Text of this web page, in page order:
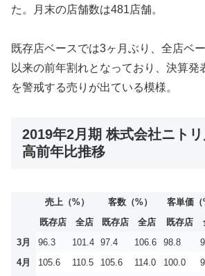
た。月末の店舗数は481店舗。
既存店ベースでは3ヶ月ぶり、全店ベ
以来の前年割れとなっており、決算発
を警戒する売りが出ている模様。
2019年2月期 株式会社ニト
高前年比推移
売上（%） 客数（%） 客単価（
既存店
全店 既存店 全店 既存店
3月
96.3 101.4 97.4 106.6 98.8
4月
105.6 110.5 105.6 114.0 100.0